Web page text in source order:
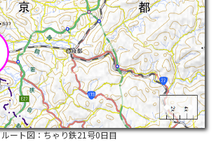
ルート図：ちゃり鉄21号0日目